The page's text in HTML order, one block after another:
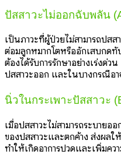
ปัสสาวะไม่ออกฉับพลัน
เป็นภาวะที่ผู้ป่วยไม่สามารถปัส
ต่อมลูกหมากโตหรืออักเสบกด
ต้องได้รับการรักษาอย่างเร่งด่ว
ปัสสาวะออก และในบางกรณีอา
นิ่วในกระเพาะปัสสาวะ
เมื่อปัสสาวะไม่สามารถระบายอ
ของปัสสาวะและตกค้าง ส่งผลใ
ทำให้เกิดอาการปวดและเพิ่มคว